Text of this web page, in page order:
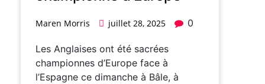
Maren Morris juillet 28, 2025 0
Les Anglaises ont été sacrées
championnes d’Europe face à
l’Espagne ce dimanche à Bâle, à